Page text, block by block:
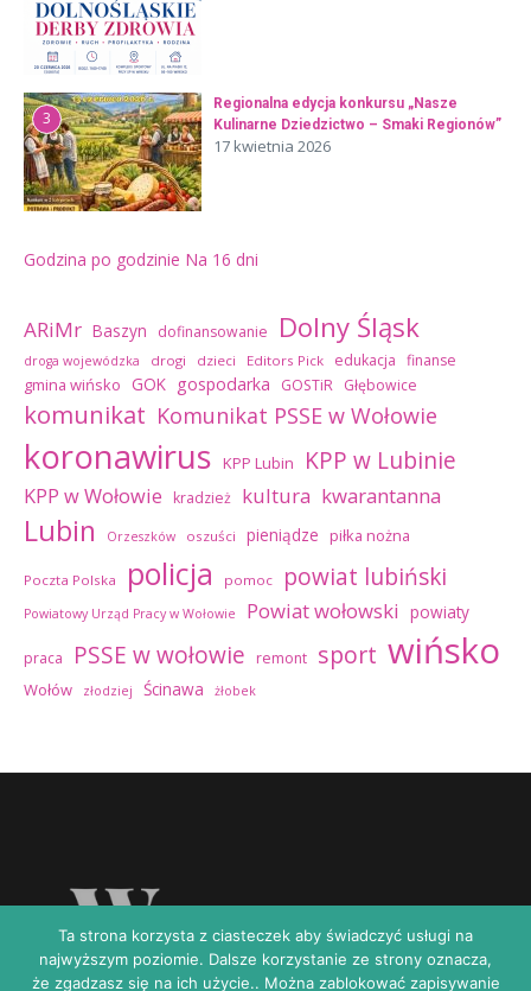
3
Regionalna edycja konkursu „Nasze
Kulinarne Dziedzictwo – Smaki Regionów”
17 kwietnia 2026
Godzina po godzinie Na 16 dni
ARiMr Baszyn dofinansowanie Dolny Śląsk
droga wojewódzka drogi dzieci Editors Pick edukacja finanse
gmina wińsko GOK gospodarka GOSTiR Głębowice
komunikat Komunikat PSSE w Wołowie
koronawirus KPP Lubin KPP w Lubinie
KPP w Wołowie kradzież kultura kwarantanna
Lubin Orzeszków oszuści pieniądze piłka nożna
Poczta Polska policja pomoc powiat lubiński
Powiatowy Urząd Pracy w Wołowie Powiat wołowski powiaty
praca PSSE w wołowie remont sport wińsko
Wołów złodziej Ścinawa żłobek
Ta strona korzysta z ciasteczek aby świadczyć usługi na
najwyższym poziomie. Dalsze korzystanie ze strony oznacza,
że zgadzasz się na ich użycie.. Można zablokować zapisywanie